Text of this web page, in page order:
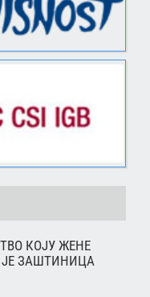
КОЈУ ЖЕНЕ
ЈЕ ЗАШТИНИЦА